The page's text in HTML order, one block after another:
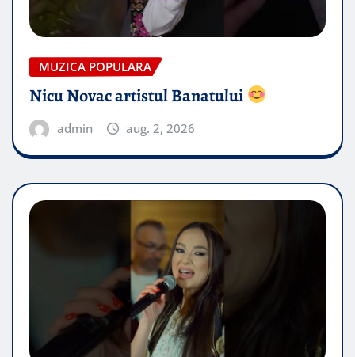
MUZICA POPULARA
Nicu Novac artistul Banatului
admin aug. 2, 2026